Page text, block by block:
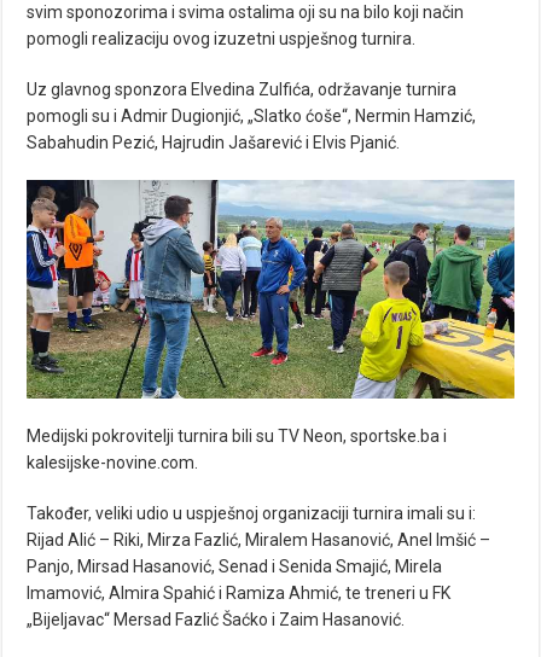
svim sponozorima i svima ostalima oji su na bilo koji način
pomogli realizaciju ovog izuzetni uspješnog turnira.
Uz glavnog sponzora Elvedina Zulfića, održavanje turnira
pomogli su i Admir Dugionjić, „Slatko ćoše“, Nermin Hamzić,
Sabahudin Pezić, Hajrudin Jašarević i Elvis Pjanić.
Medijski pokrovitelji turnira bili su TV Neon, sportske.ba i
kalesijske-novine.com.
Također, veliki udio u uspješnoj organizaciji turnira imali su i:
Rijad Alić – Riki, Mirza Fazlić, Miralem Hasanović, Anel Imšić –
Panjo, Mirsad Hasanović, Senad i Senida Smajić, Mirela
Imamović, Almira Spahić i Ramiza Ahmić, te treneri u FK
„Bijeljavac“ Mersad Fazlić Šaćko i Zaim Hasanović.